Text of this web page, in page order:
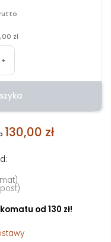
zł
+
130,00 zł
od 130 zł!